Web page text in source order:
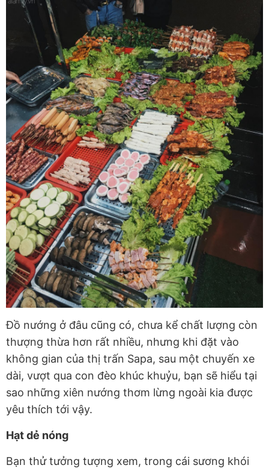
Đồ nướng ở đâu cũng có, chưa kể chất lượng còn
thượng thừa hơn rất nhiều, nhưng khi đặt vào
không gian của thị trấn Sapa, sau một chuyến xe
dài, vượt qua con đèo khúc khuỷu, bạn sẽ hiểu tại
sao những xiên nướng thơm lừng ngoài kia được
yêu thích tới vậy.
Hạt dẻ nóng
Bạn thử tưởng tượng xem, trong cái sương khói